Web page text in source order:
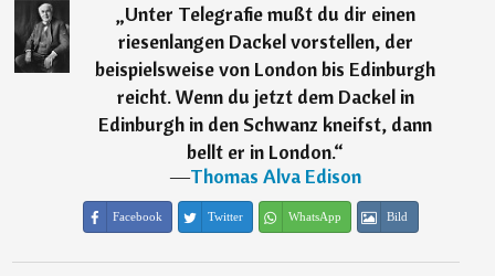
„Unter Telegrafie mußt du dir einen
riesenlangen Dackel vorstellen, der
beispielsweise von London bis Edinburgh
reicht. Wenn du jetzt dem Dackel in
Edinburgh in den Schwanz kneifst, dann
bellt er in London.“
―Thomas Alva Edison
Facebook Twitter WhatsApp Bild